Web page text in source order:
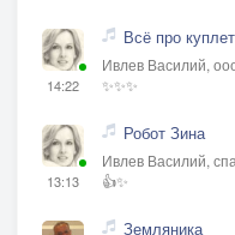
14:22
Всё про
Ивлев Василий,
✨✨✨
13:13
Робот Зина
Ивлев Василий,
👍✨
Земляника